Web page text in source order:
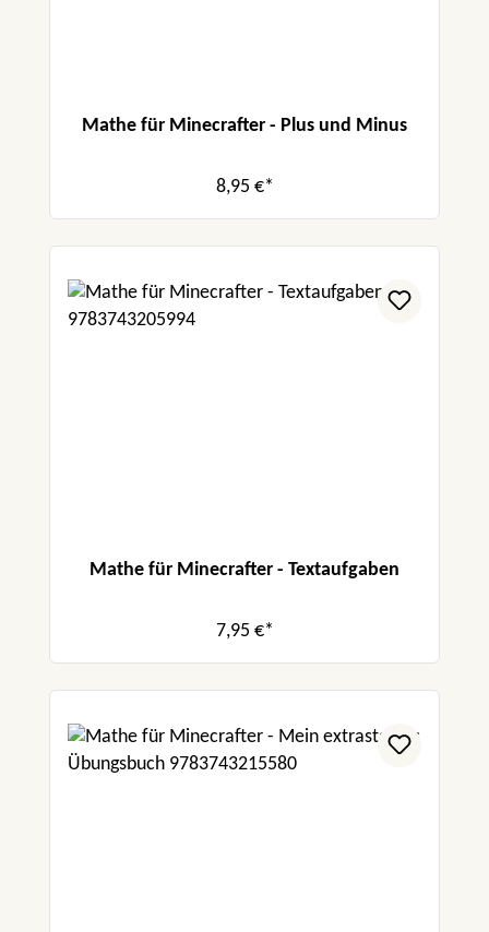
Mathe für Minecrafter - Plus und Minus
8,95 €*
Mathe für Minecrafter - Textaufgaben
7,95 €*